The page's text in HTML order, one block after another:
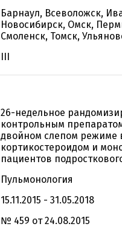
Барнаул, Всеволожск,
Новосибирск, Омск,
Смоленск, Томск,
III
26-недельное
контрольным
двойном слепом режиме
кортикостероидом и
пациентов
Пульмонология
15.11.2015 - 31.05.2018
№ 459 от 24.08.2015